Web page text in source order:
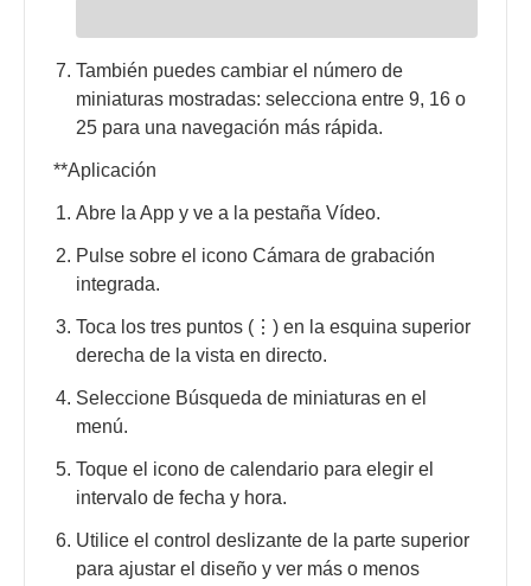
También puedes cambiar el número de
miniaturas mostradas: selecciona entre 9, 16 o
25 para una navegación más rápida.
**Aplicación
Abre la App y ve a la pestaña Vídeo.
Pulse sobre el icono Cámara de grabación
integrada.
Toca los tres puntos (⋮) en la esquina superior
derecha de la vista en directo.
Seleccione Búsqueda de miniaturas en el
menú.
Toque el icono de calendario para elegir el
intervalo de fecha y hora.
Utilice el control deslizante de la parte superior
para ajustar el diseño y ver más o menos